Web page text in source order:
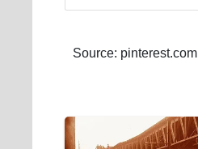
Source: pinterest.com